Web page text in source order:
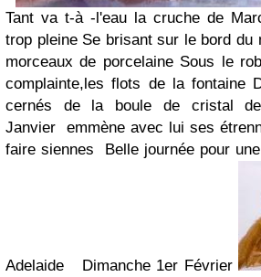
Tant va t-à -l'eau la cruche de
trop pleine Se brisant sur le bord du
morceaux de porcelaine Sous le
complainte,les flots de la fontaine
cernés de la boule de cristal
Janvier emmène avec lui ses
faire siennes Belle journée pour
Adelaide Dimanche 1er Février